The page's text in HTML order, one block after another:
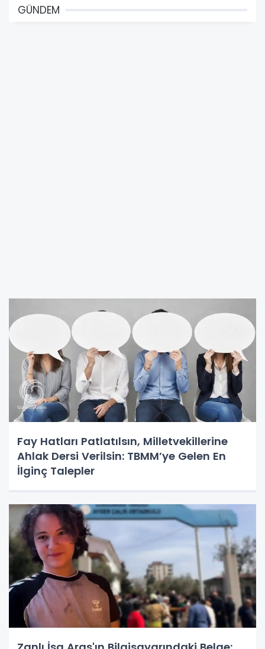
GÜNDEM
Fay Hatları Patlatılsın, Milletvekillerine
Ahlak Dersi Verilsin: TBMM’ye Gelen En
İlginç Talepler